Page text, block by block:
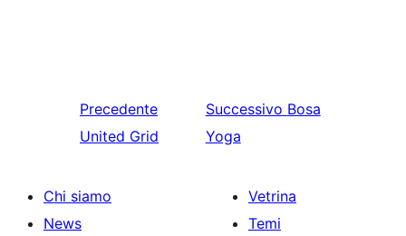
Precedente
United Grid
Successivo Bosa
Yoga
Chi siamo
News
Vetrina
Temi